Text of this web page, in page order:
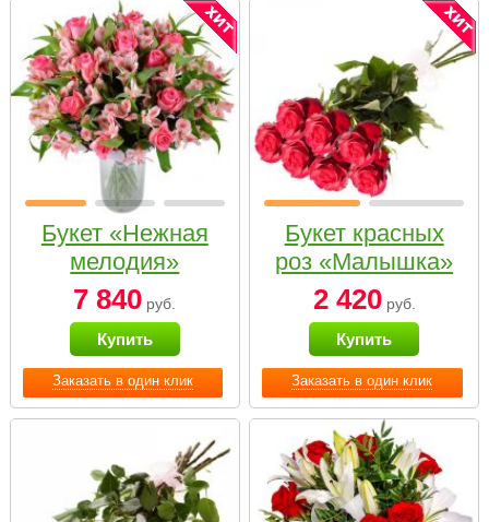
Заказать в один клик
Букет «Нежная
мелодия»
7 840 руб.
Купить
Заказать в один клик
Букет красных
роз «Малышка»
2 420руб.
Купить